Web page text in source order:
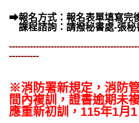
➡報名方式：報名表單填寫完
課程諮詢：請撥秘書處-張秘
----------
※消防署新規定，消防
間內複訓，證書逾期未
應重新初訓，115年1月